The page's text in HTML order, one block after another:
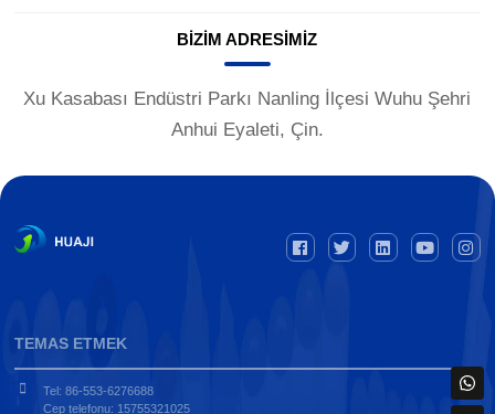
BIZIM ADRESIMIZ
Xu Kasabası Endüstri Parkı Nanling İlçesi Wuhu Şehri
Anhui Eyaleti, Çin.
TEMAS ETMEK
Tel: 86-553-6276688
Cep telefonu: 15755321025